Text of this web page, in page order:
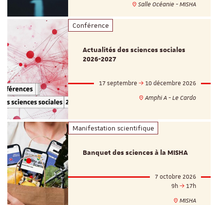
Salle Océanie - MISHA
Conférence
Actualités des sciences sociales
2026-2027
17 septembre
10 décembre 2026
Amphi A - Le Cardo
Manifestation scientifique
Banquet des sciences à la MISHA
7 octobre 2026
9h
17h
MISHA